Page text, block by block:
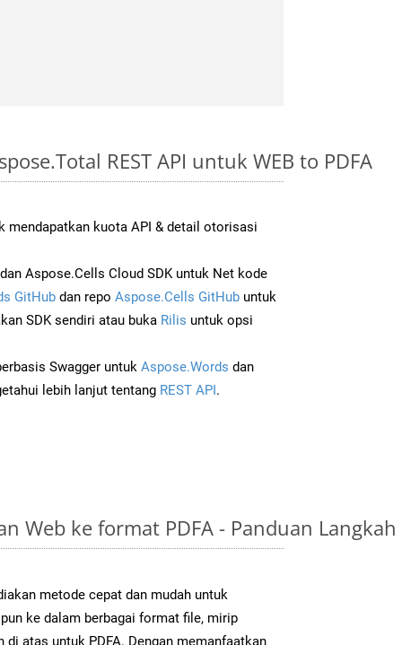
REST API untuk WEB to PDFA
mendapatkan kuota API & detail otorisasi
Aspose.Cells Cloud SDK untuk Net kode
GitHub dan repo Aspose.Cells GitHub untuk
SDK sendiri atau buka Rilis untuk opsi
Swagger untuk Aspose.Words dan
lebih lanjut tentang REST API.
Web ke format PDFA - Panduan
metode cepat dan mudah untuk
ke dalam berbagai format file, mirip
atas untuk PDFA. Dengan memanfaatkan